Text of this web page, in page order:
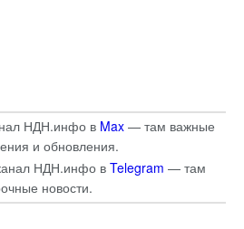
НДН.инфо в Max — там важные
и обновления.
НДН.инфо в Telegram — там
новости.